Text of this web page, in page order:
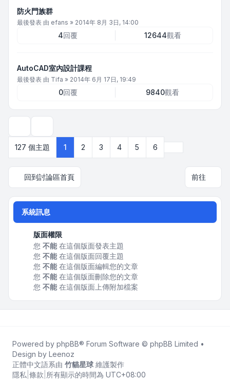
防火門族群
最後發表 由 efans » 2014年 8月 3日, 14:00
4回覆 12644觀看
AutoCAD室內設計課程
最後發表 由 Tifa » 2014年 6月 17日, 19:49
0回覆 9840觀看
127 個主題
1 2 3 4 5 6
回到討論區首頁 前往
系統訊息
版面權限
您 不能在這個版面發表主題
您 不能在這個版面回覆主題
您 不能在這個版面編輯您的文章
您 不能在這個版面刪除您的文章
您 不能在這個版面上傳附加檔案
Powered by phpBB® Forum Software © phpBB Limited •
Design by Leenoz
正體中文語系由 竹貓星球 維護製作
隱私 條款 所有顯示的時間為 UTC+08:00